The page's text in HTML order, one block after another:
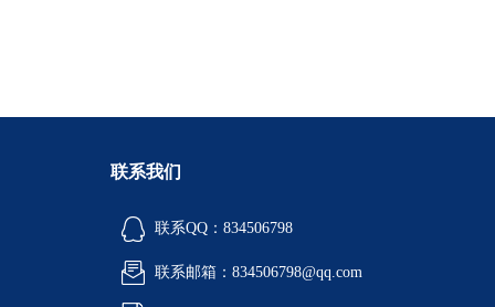
联系我们
联系QQ：834506798
联系邮箱：834506798@qq.com